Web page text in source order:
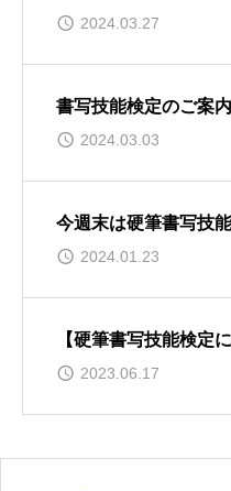
2024.03.27
書写技能検定のご案
2024.03.03
今週末は硬筆書写技
2024.01.23
【硬筆書写技能検定
2023.06.17